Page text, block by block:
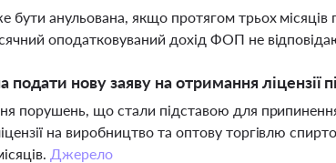
бути анульована, якщо протягом трьох місяців
оподатковуваний дохід ФОП не
нову заяву на отримання ліцензії
порушень, що стали підставою для
на виробництво та оптову торгівлю
Джерело